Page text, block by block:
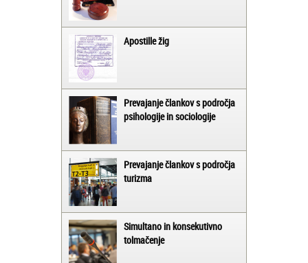
Apostille žig
Prevajanje člankov s področja
psihologije in sociologije
Prevajanje člankov s področja
turizma
Simultano in konsekutivno
tolmačenje